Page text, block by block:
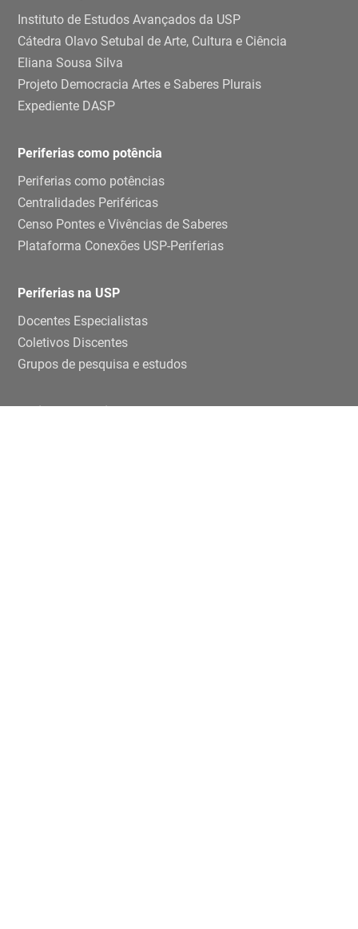
Instituto de Estudos Avançados da USP
Cátedra Olavo Setubal de Arte, Cultura e Ciência
Eliana Sousa Silva
Projeto Democracia Artes e Saberes Plurais
Expediente DASP
Periferias como potência
Periferias como potências
Centralidades Periféricas
Censo Pontes e Vivências de Saberes
Plataforma Conexões USP-Periferias
Periferias na USP
Docentes Especialistas
Coletivos Discentes
Grupos de pesquisa e estudos
Ensino e pesquisa